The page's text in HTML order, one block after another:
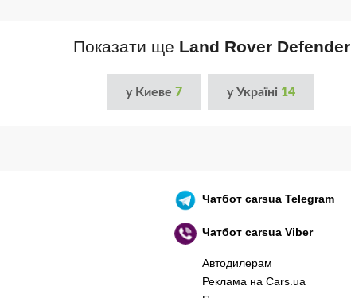
Показати ще Land Rover Defender
у Киеве 7 у Україні 14
Чатботcarsua Telegram
Чатботcarsua Viber
Автодилерам
Реклама на Cars.ua